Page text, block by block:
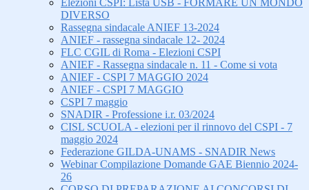
Elezioni CSPI: Lista USB - FORMARE UN MONDO
DIVERSO
Rassegna sindacale ANIEF 13-2024
ANIEF - rassegna sindacale 12- 2024
FLC CGIL di Roma - Elezioni CSPI
ANIEF - Rassegna sindacale n. 11 - Come si vota
ANIEF - CSPI 7 MAGGIO 2024
ANIEF - CSPI 7 MAGGIO
CSPI 7 maggio
SNADIR - Professione i.r. 03/2024
CISL SCUOLA - elezioni per il rinnovo del CSPI - 7
maggio 2024
Federazione GILDA-UNAMS - SNADIR News
Webinar Compilazione Domande GAE Biennio 2024-
26